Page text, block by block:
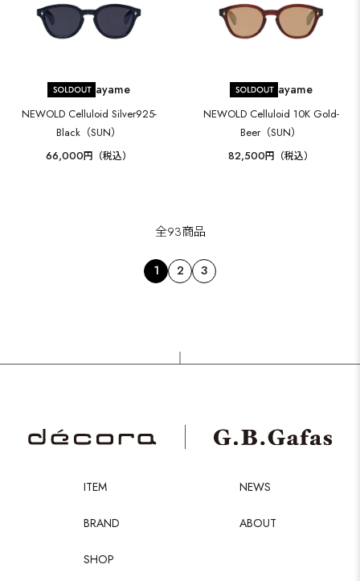
ayame
NEWOLD Celluloid Silver925-
Black（SUN）
66,000円（税込）
ayame
NEWOLD Celluloid 10K Gold-
Beer（SUN）
82,500円（税込）
全93商品
1 2 3
ITEM
BRAND
SHOP
NEWS
ABOUT